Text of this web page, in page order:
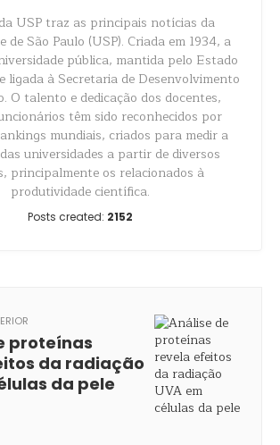
USP traz as principais notícias da
de São Paulo (USP). Criada em 1934, a
pública, mantida pelo Estado
ligada à Secretaria de Desenvolvimento
O talento e dedicação dos docentes,
têm sido reconhecidos por
mundiais, criados para medir a
universidades a partir de diversos
principalmente os relacionados à
produtividade científica.
Posts created: 2152
proteínas
da radiação
da pele